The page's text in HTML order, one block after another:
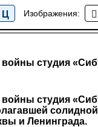
Ц Изображения:
Все факты
студия
студия
и Ленинграда.